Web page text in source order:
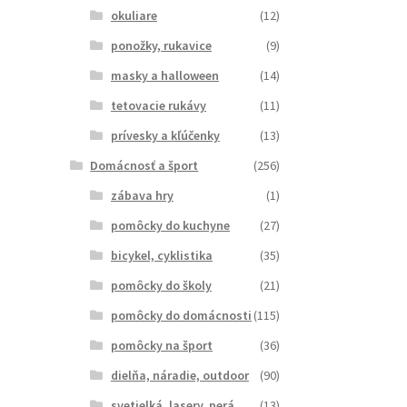
okuliare
(12)
ponožky, rukavice
(9)
masky a halloween
(14)
tetovacie rukávy
(11)
prívesky a kľúčenky
(13)
Domácnosť a šport
(256)
zábava hry
(1)
pomôcky do kuchyne
(27)
bicykel, cyklistika
(35)
pomôcky do školy
(21)
pomôcky do domácnosti (115)
pomôcky na šport
(36)
dielňa, náradie, outdoor
(90)